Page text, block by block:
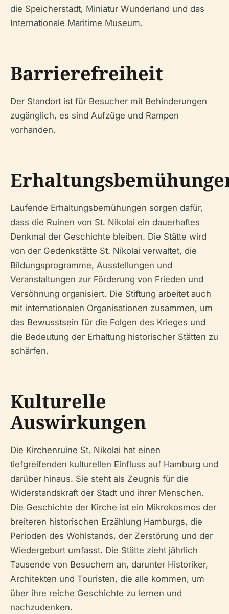
die Speicherstadt, Miniatur Wunderland und das
Internationale Maritime Museum.
Barrierefreiheit
Der Standort ist für Besucher mit Behinderungen
zugänglich, es sind Aufzüge und Rampen
vorhanden.
Laufende Erhaltungsbemühungen sorgen dafür,
dass die Ruinen von St. Nikolai ein dauerhaftes
Denkmal der Geschichte bleiben. Die Stätte wird
von der Gedenkstätte St. Nikolai verwaltet, die
Bildungsprogramme, Ausstellungen und
Veranstaltungen zur Förderung von Frieden und
Versöhnung organisiert. Die Stiftung arbeitet auch
mit internationalen Organisationen zusammen, um
das Bewusstsein für die Folgen des Krieges und
die Bedeutung der Erhaltung historischer Stätten zu
schärfen.
Kulturelle
Auswirkungen
Die Kirchenruine St. Nikolai hat einen
tiefgreifenden kulturellen Einfluss auf Hamburg und
darüber hinaus. Sie steht als Zeugnis für die
Widerstandskraft der Stadt und ihrer Menschen.
Die Geschichte der Kirche ist ein Mikrokosmos der
breiteren historischen Erzählung Hamburgs, die
Perioden des Wohlstands, der Zerstörung und der
Wiedergeburt umfasst. Die Stätte zieht jährlich
Tausende von Besuchern an, darunter Historiker,
Architekten und Touristen, die alle kommen, um
über ihre reiche Geschichte zu lernen und
nachzudenken.